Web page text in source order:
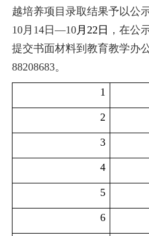
越培养项目录取结果予以公
10月14日—10月22 日 ，在公
提交书面材料到教育教学办
88208683。
1
2
3
4
5
6